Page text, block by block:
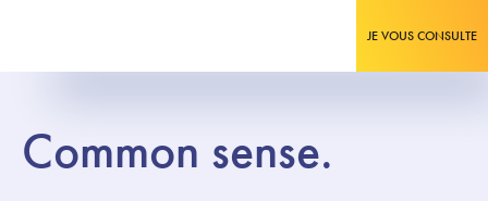
JE VOUS CONSULTE
Common sense.